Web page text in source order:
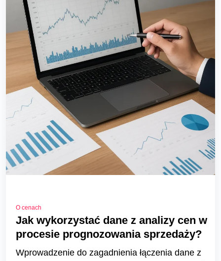
O cenach
Jak wykorzystać dane z analizy cen w
procesie prognozowania sprzedaży?
Wprowadzenie do zagadnienia łączenia dane z